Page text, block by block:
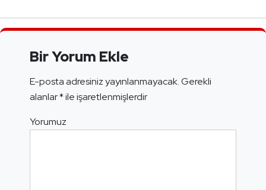
Bir Yorum Ekle
E-posta adresiniz yayınlanmayacak.Gerekli
alanlar*ile işaretlenmişlerdir
Yorumuz